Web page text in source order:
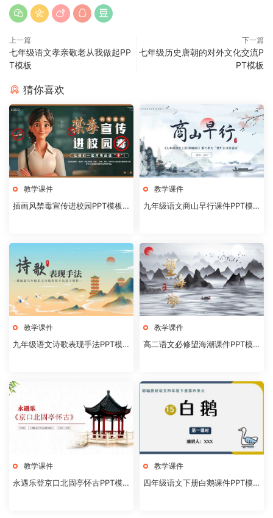
上一篇
七年级语文孝亲敬老从我做起PP
T模板
下一篇
七年级历史唐朝的对外文化交流P
PT模板
猜你喜欢
教学课件
插画风禁毒宣传进校园PPT模板2
教学课件
九年级语文商山早行课件PPT模
教学课件
九年级语文诗歌表现手法PPT模
教学课件
高二语文必修望海潮课件PPT模
教学课件
永遇乐登京口北固亭怀古PPT模
教学课件
四年级语文下册白鹅课件PPT模